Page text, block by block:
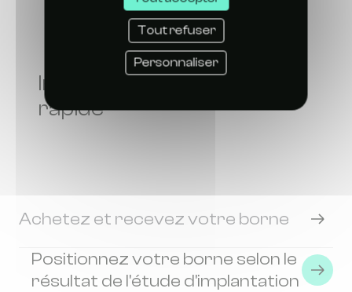
Tout refuser
Personnaliser
Installation simple et
rapide
Achetez et recevez votre borne
Positionnez votre borne selon le
résultat de l'étude d'implantation